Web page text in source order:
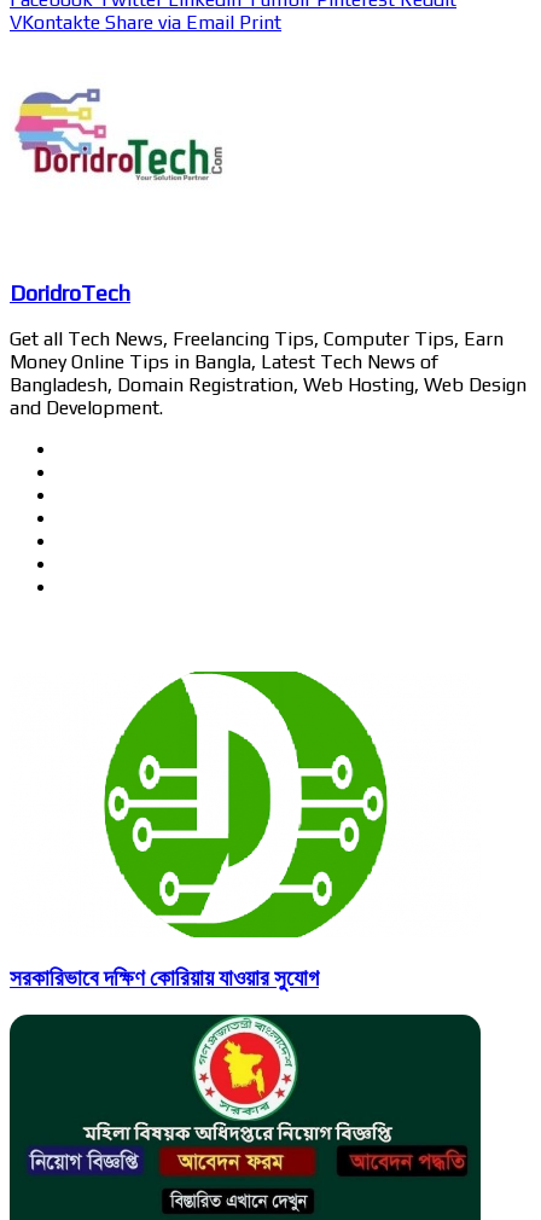
VKontakte Share via Email Print
DoridroTech
Get all Tech News, Freelancing Tips, Computer Tips, Earn
Money Online Tips in Bangla, Latest Tech News of
Bangladesh, Domain Registration, Web Hosting, Web Design
and Development.
সরকারিভাবে দক্ষিণ কোরিয়ায় যাওয়ার সুযোগ